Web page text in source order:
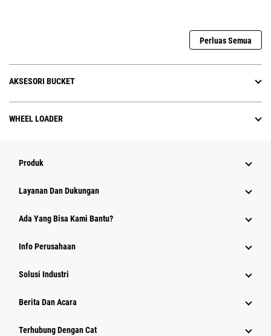
Perluas Semua
AKSESORI BUCKET
WHEEL LOADER
Produk
Layanan Dan Dukungan
Ada Yang Bisa Kami Bantu?
Info Perusahaan
Solusi Industri
Berita Dan Acara
Terhubung Dengan Cat